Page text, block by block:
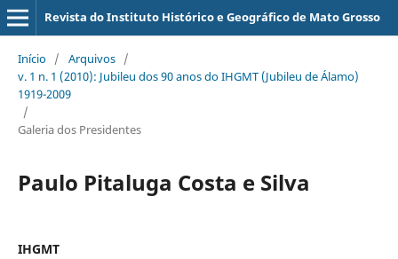
Revista do Instituto Histórico e Geográfico de Mato Grosso
Início / Arquivos /
v. 1 n. 1 (2010): Jubileu dos 90 anos do IHGMT (Jubileu de Álamo)
1919-2009
/
Galeria dos Presidentes
Paulo Pitaluga Costa e Silva
IHGMT